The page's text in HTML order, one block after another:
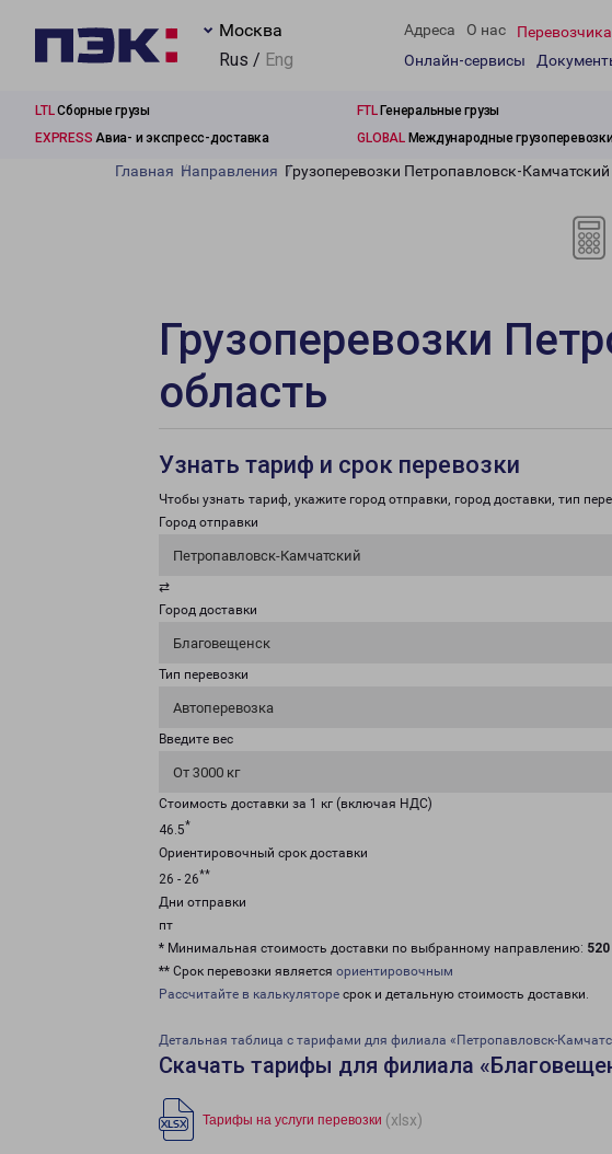
Москва
Rus / Eng
Адреса О нас
Онлайн-сервисы
LTLСборные грузы FTLГенеральные грузы
EXPRESS Авиа- и экспресс-доставка GLOBALМеждународные грузоперевозки
Главная Направления Грузоперевозки Петропавловск-
Грузоперевозки
область
Узнать тариф и срок перевозки
Чтобы узнать тариф, укажите город отправки, город доставки, тип
Город отправки
Петропавловск-Камчатский
⇄
Город доставки
Благовещенск
Тип перевозки
Автоперевозка
Введите вес
От 3000 кг
Стоимость доставки за 1 кг (включая НДС)
46.5*
Ориентировочный срок доставки
26 - 26**
Дни отправки
пт
* Минимальная стоимость доставки по выбранному направлению:
** Срок перевозки является ориентировочным
Рассчитайте в калькуляторе срок и детальную стоимость доставки.
Детальная таблица с тарифами для филиала «Петропавловск-
Скачать тарифы для филиала
Тарифы на услуги перевозки (xlsx)